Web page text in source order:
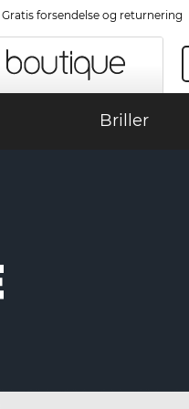
Gratis forsendelse og returnering
Briller